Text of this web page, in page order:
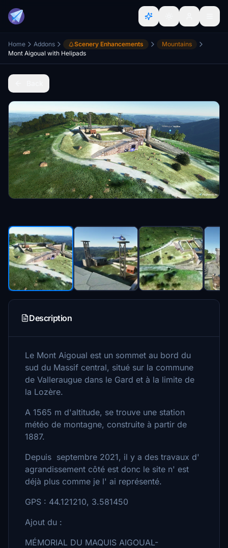
Home Addons Scenery Enhancements
Mountains
Mont Aigoual with Helipads
Description
Le Mont Aigoual est un sommet au bord du
sud du Massif central, situé sur la commune
de Valleraugue dans le Gard et à la limite de
la Lozère.
A 1565 m d'altitude, se trouve une station
météo de montagne, construite à partir de
1887.
Depuis septembre 2021, il y a des travaux d'
agrandissement côté est donc le site n' est
déjà plus comme je l' ai représenté.
GPS : 44.121210, 3.581450
Ajout du :
MÉMORIAL DU MAQUIS AIGOUAL-